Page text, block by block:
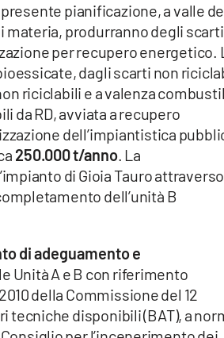
pianificazione, a valle
materia, produrranno degli
per recupero energetico.
dagli scarti non
riciclabili e a valenza
da RD, avviata a recupero
dell’impiantistica
250.000 t/anno. La
di Gioia Tauro attraverso
dell’unità B
di adeguamento e
Unità A e B con riferimento
della Commissione del 12
tecniche disponibili (BAT), a